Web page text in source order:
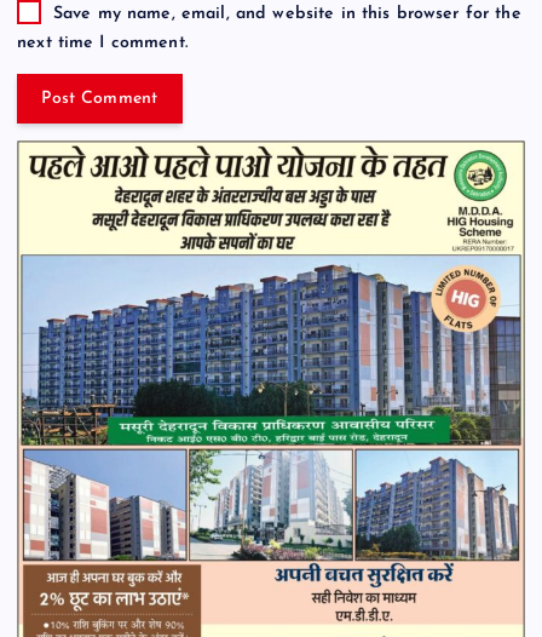
Save my name, email, and website in this browser for the
next time I comment.